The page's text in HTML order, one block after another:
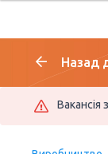
Назад
Вакансія